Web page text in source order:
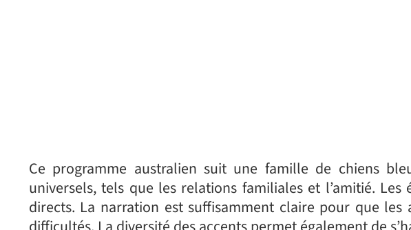
Ce programme australien suit une famille de chiens
universels, tels que les relations familiales et l’amitié.
directs. La narration est suffisamment claire pour que les